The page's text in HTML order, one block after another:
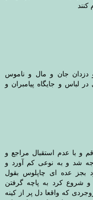
دزدان جان و مال و ناموس
لباس و جایگاه پیامبران و
و با عدم استقبال مراجع و
شد و به نوعی کم آورد و
بجز عده ای چاپلوس بقول
شروع کرد به پاچه گرفتن
که واقعا دل پر از کینه